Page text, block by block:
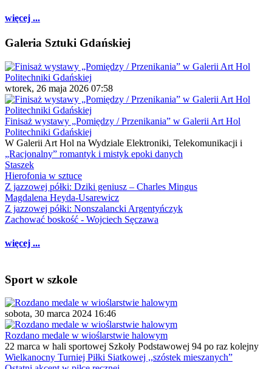
więcej ...
Galeria Sztuki Gdańskiej
wtorek, 26 maja 2026 07:58
Finisaż wystawy „Pomiędzy / Przenikania” w Galerii Art Hol
Politechniki Gdańskiej
W Galerii Art Hol na Wydziale Elektroniki, Telekomunikacji i
„Racjonalny” romantyk i mistyk epoki danych
Staszek
Hierofonia w sztuce
Z jazzowej półki: Dziki geniusz – Charles Mingus
Magdalena Heyda-Usarewicz
Z jazzowej półki: Nonszalancki Argentyńczyk
Zachować boskość - Wojciech Sęczawa
więcej ...
Sport w szkole
sobota, 30 marca 2024 16:46
Rozdano medale w wioślarstwie halowym
22 marca w hali sportowej Szkoły Podstawowej 94 po raz kolejny
Wielkanocny Turniej Piłki Siatkowej ,,szóstek mieszanych”